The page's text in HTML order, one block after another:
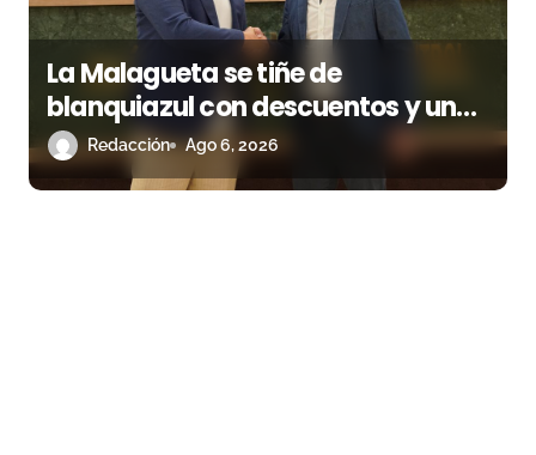
La Malagueta se tiñe de
blanquiazul con descuentos y una
corrida homenaje al Málaga CF
Redacción Ago 6, 2026